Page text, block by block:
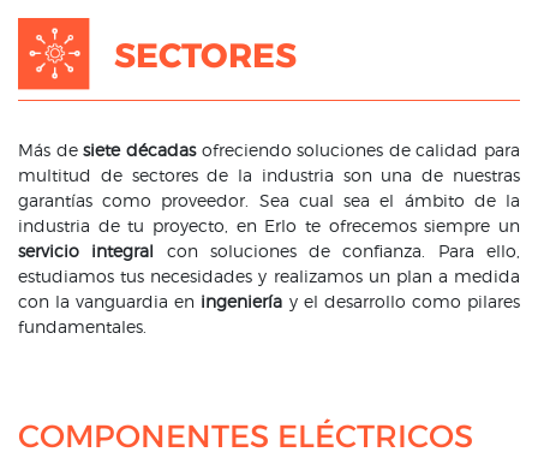
SECTORES
Más desiete décadasofreciendo soluciones de calidad para
multitud de sectores de la industria son una de nuestras
garantías como proveedor. Sea cual sea el ámbito de la
industria de tu proyecto, en Erlo te ofrecemos siempre un
servicio integral con soluciones de confianza. Para ello,
estudiamos tus necesidades y realizamos un plan a medida
con la vanguardia en ingeniería y el desarrollo como pilares
fundamentales.
COMPONENTES ELÉCTRICOS